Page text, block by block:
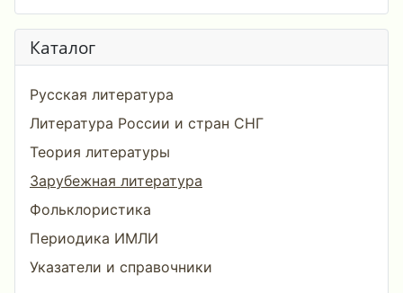
Каталог
Русская литература
Литература России и стран СНГ
Теория литературы
Зарубежная литература
Фольклористика
Периодика ИМЛИ
Указатели и справочники